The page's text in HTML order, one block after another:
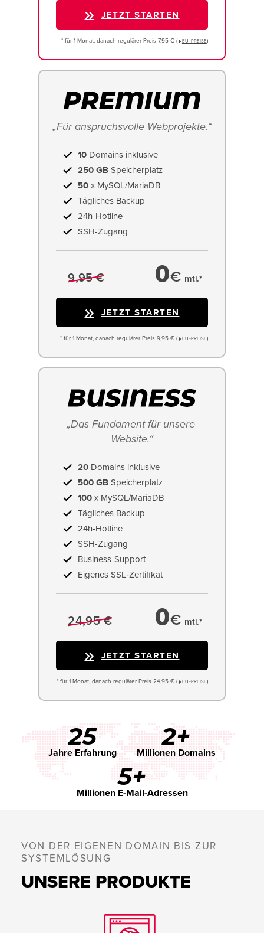
JETZT STARTEN
* für 1 Monat, danach regulärer Preis 7,95 € ( EU−PREISE)
„Für anspruchsvolle Webprojekte.“
10 Domains inklusive
250 GB Speicherplatz
50 x MySQL/MariaDB
Tägliches Backup
24h-Hotline
SSH-Zugang
9,95 € 0€ mtl.*
JETZT STARTEN
* für 1 Monat, danach regulärer Preis 9,95 € ( EU−PREISE)
„Das Fundament für unsere
Website.“
20 Domains inklusive
500 GB Speicherplatz
100 x MySQL/MariaDB
Tägliches Backup
24h-Hotline
SSH-Zugang
Business-Support
Eigenes SSL‑Zertifikat
24,95 € 0€ mtl.*
JETZT STARTEN
* für 1 Monat, danach regulärer Preis 24,95 € ( EU−PREISE)
25
Jahre Erfahrung
2+
Millionen Domains
5+
Millionen E-Mail-Adressen
VON DER EIGENEN DOMAIN BIS ZUR
SYSTEMLÖSUNG
UNSERE PRODUKTE